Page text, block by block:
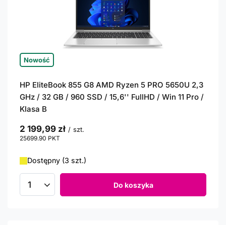
Nowość
HP EliteBook 855 G8 AMD Ryzen 5 PRO 5650U 2,3
GHz / 32 GB / 960 SSD / 15,6'' FullHD / Win 11 Pro /
Klasa B
2 199,99 zł / szt.
25699.90 PKT
Dostępny (3 szt.)
Ilość produktów Do koszyka